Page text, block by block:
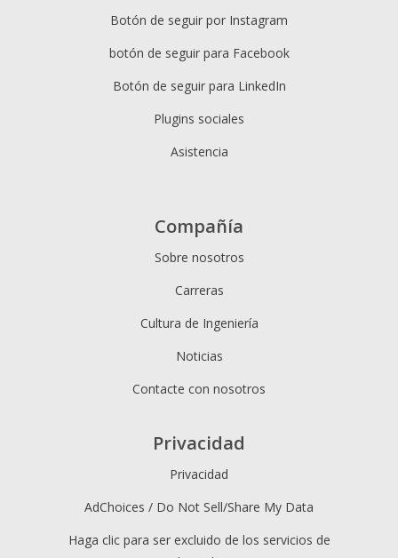
Botón de seguir por Instagram
botón de seguir para Facebook
Botón de seguir para LinkedIn
Plugins sociales
Asistencia
Compañía
Sobre nosotros
Carreras
Cultura de Ingeniería
Noticias
Contacte con nosotros
Privacidad
Privacidad
AdChoices / Do Not Sell/Share My Data
Haga clic para ser excluido de los servicios de